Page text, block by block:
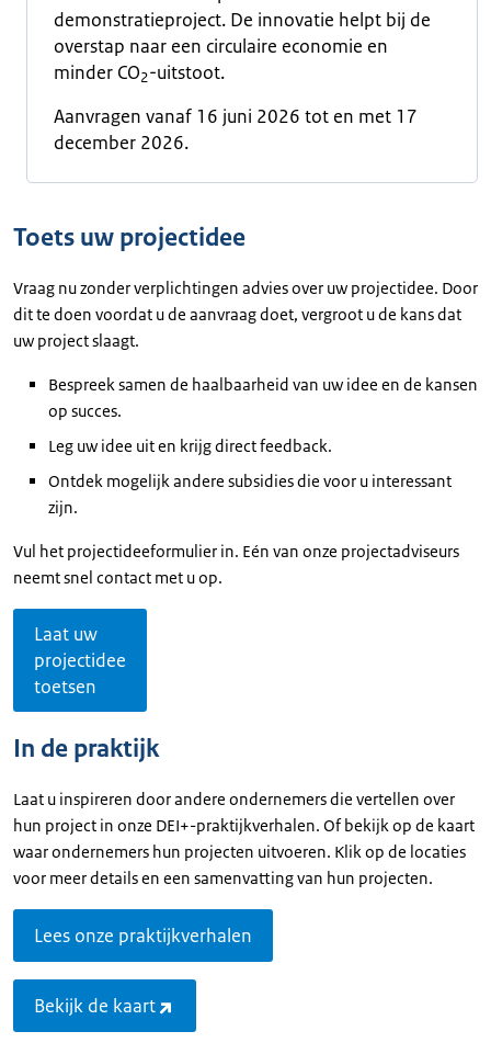
demonstratieproject. De innovatie helpt bij de
overstap naar een circulaire economie en
minder CO2-uitstoot.
Aanvragen vanaf 16 juni 2026 tot en met 17
december 2026.
Toets uw projectidee
Vraag nu zonder verplichtingen advies over uw projectidee. Door
dit te doen voordat u de aanvraag doet, vergroot u de kans dat
uw project slaagt.
Bespreek samen de haalbaarheid van uw idee en de kansen
op succes.
Leg uw idee uit en krijg direct feedback.
Ontdek mogelijk andere subsidies die voor u interessant
zijn.
Vul het projectideeformulier in. Eén van onze projectadviseurs
neemt snel contact met u op.
Laat uw
projectidee
toetsen
In de praktijk
Laat u inspireren door andere ondernemers die vertellen over
hun project in onze DEI+-praktijkverhalen. Of bekijk op de kaart
waar ondernemers hun projecten uitvoeren. Klik op de locaties
voor meer details en een samenvatting van hun projecten.
Lees onze praktijkverhalen
Bekijk de kaart